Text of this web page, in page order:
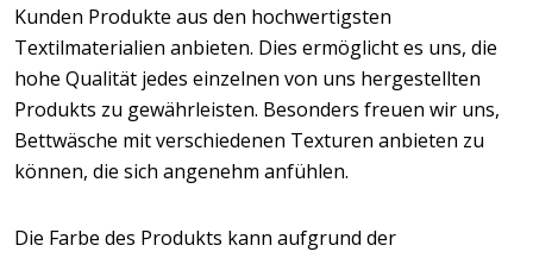
Kunden Produkte aus den hochwertigsten
Textilmaterialien anbieten. Dies ermöglicht es uns, die
hohe Qualität jedes einzelnen von uns hergestellten
Produkts zu gewährleisten. Besonders freuen wir uns,
Bettwäsche mit verschiedenen Texturen anbieten zu
können, die sich angenehm anfühlen.
Die Farbe des Produkts kann aufgrund der